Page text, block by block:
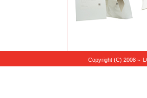
Copyright (C) 2008～